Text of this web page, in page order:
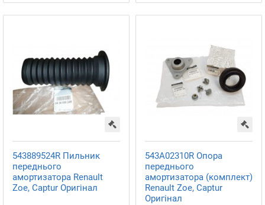
543889524R Пильник
переднього
амортизатора Renault
Zoe, Captur Оригінал
543A02310R Опора
переднього
амортизатора (комплект)
Renault Zoe, Captur
Оригінал